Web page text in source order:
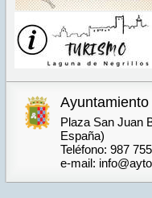
Plaza San Juan
España)
Teléfono: 987
e-mail: